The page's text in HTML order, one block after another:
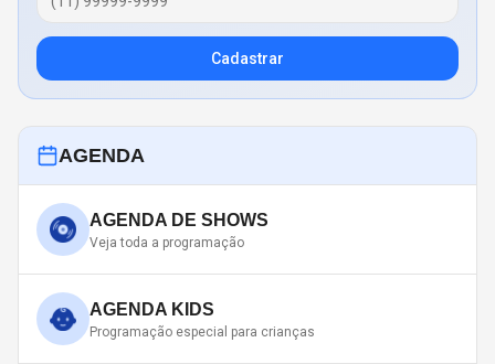
Cadastrar
AGENDA
AGENDA DE SHOWS
Veja toda a programação
AGENDA KIDS
Programação especial para crianças